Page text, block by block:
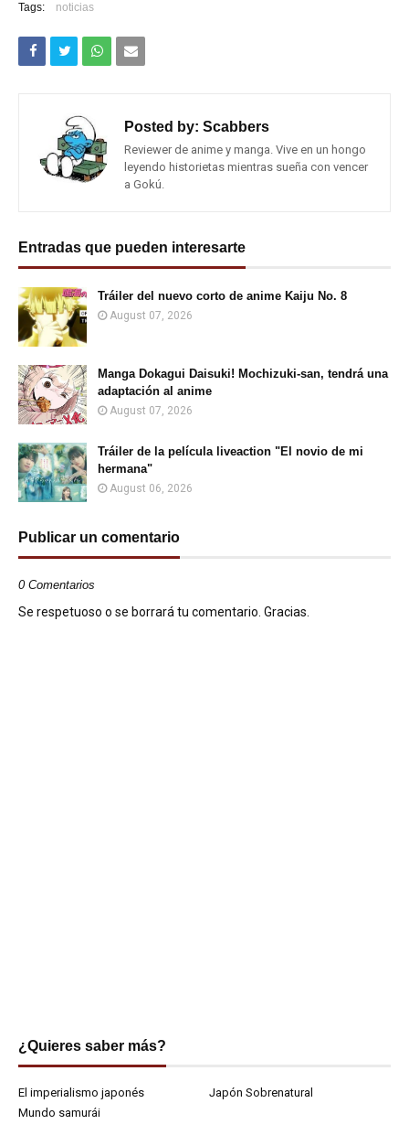
Tags: noticias
Posted by: Scabbers
Reviewer de anime y manga. Vive en un hongo
leyendo historietas mientras sueña con vencer
a Gokú.
Entradas que pueden interesarte
Tráiler del nuevo corto de anime Kaiju No. 8
August 07, 2026
Manga Dokagui Daisuki! Mochizuki-san, tendrá una
adaptación al anime
August 07, 2026
Tráiler de la película liveaction "El novio de mi
hermana"
August 06, 2026
Publicar un comentario
0 Comentarios
Se respetuoso o se borrará tu comentario. Gracias.
¿Quieres saber más?
El imperialismo japonés
Japón Sobrenatural
Mundo samurái